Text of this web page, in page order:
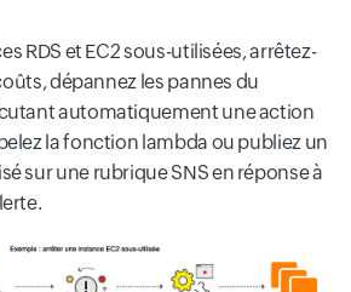
RDS et EC2 sous-utilisées, arrêtez-
dépannez les pannes du
automatiquement une action
la fonction lambda ou publiez un
sur une rubrique SNS en réponse à